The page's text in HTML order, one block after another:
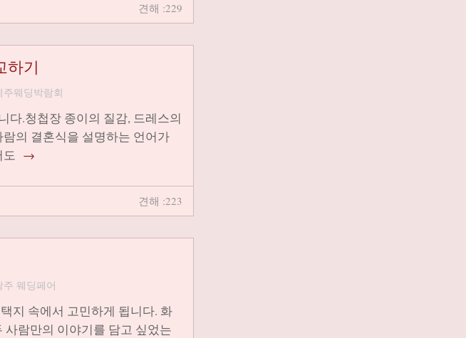
견해 :229
하기
주웨딩박람회
다.청첩장 종이의 질감, 드레스의
의 결혼식을 설명하는 언어가
도 →
견해 :223
주 웨딩페어
지 속에서 고민하게 됩니다. 화
사람만의 이야기를 담고 싶었는